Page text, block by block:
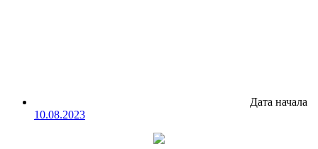
Дата начала
10.08.2023